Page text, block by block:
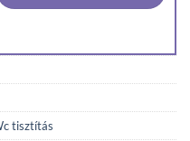
tisztítás